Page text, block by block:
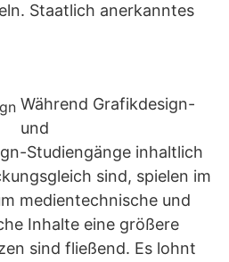
Staatlich anerkanntes
Während Grafikdesign-
und
Studiengänge inhaltlich
sind, spielen im
medientechnische und
Inhalte eine größere
sind fließend. Es lohnt